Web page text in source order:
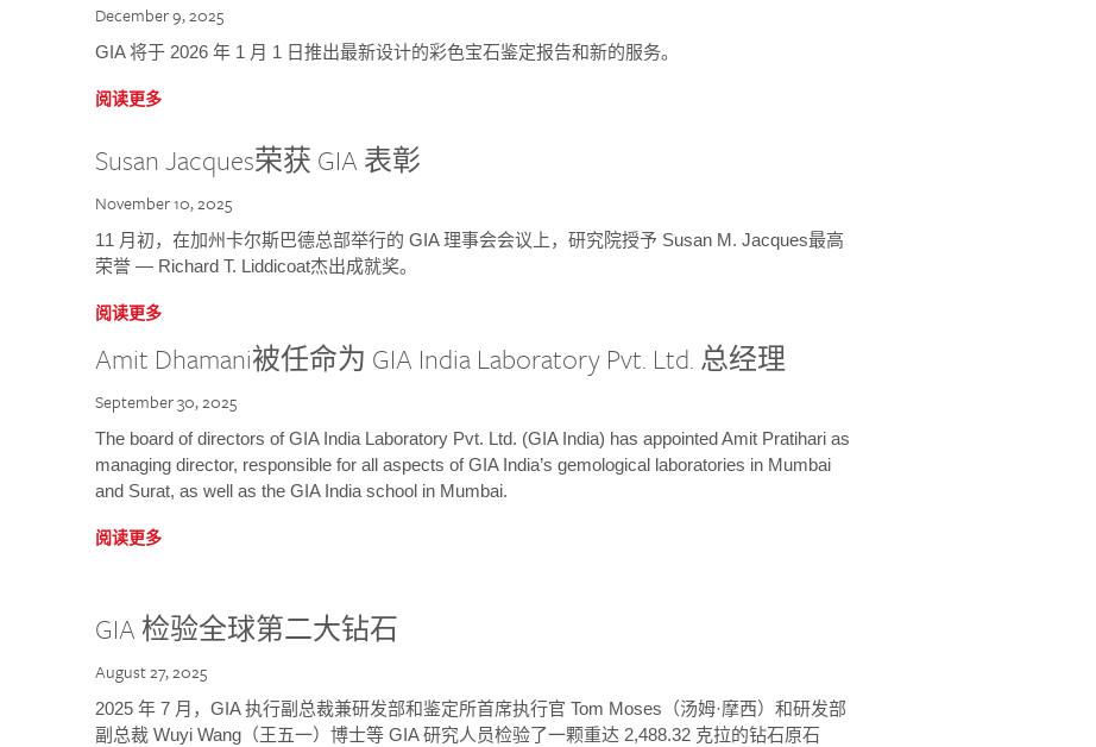
December 9, 2025
GIA 将于 2026 年 1 月 1 日推出最新设计的彩色宝石鉴定报告和新的服务。
阅读更多
Susan Jacques荣获 GIA 表彰
November 10, 2025
11 月初，在加州卡尔斯巴德总部举行的 GIA 理事会会议上，研究院授予 Susan M. Jacques最高
荣誉 — Richard T. Liddicoat杰出成就奖。
阅读更多
Amit Dhamani被任命为 GIA India Laboratory Pvt. Ltd. 总经理
September 30, 2025
The board of directors of GIA India Laboratory Pvt. Ltd. (GIA India) has appointed Amit Pratihari as
managing director, responsible for all aspects of GIA India’s gemological laboratories in Mumbai
and Surat, as well as the GIA India school in Mumbai.
阅读更多
GIA 检验全球第二大钻石
August 27, 2025
2025 年 7 月，GIA 执行副总裁兼研发部和鉴定所首席执行官 Tom Moses（汤姆·摩西）和研发部
副总裁 Wuyi Wang（王五一）博士等 GIA 研究人员检验了一颗重达 2,488.32 克拉的钻石原石